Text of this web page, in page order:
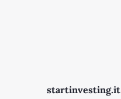
startinvesting.it